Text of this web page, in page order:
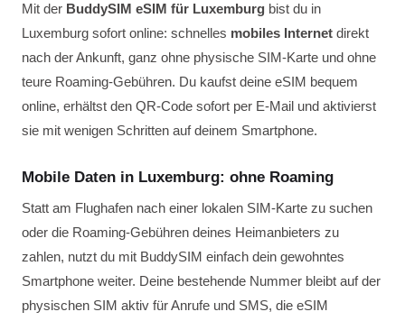
Mit der BuddySIM eSIM für Luxemburg bist du in
Luxemburg sofort online: schnelles mobiles Internet direkt
nach der Ankunft, ganz ohne physische SIM-Karte und ohne
teure Roaming-Gebühren. Du kaufst deine eSIM bequem
online, erhältst den QR-Code sofort per E-Mail und aktivierst
sie mit wenigen Schritten auf deinem Smartphone.
Mobile Daten in Luxemburg: ohne Roaming
Statt am Flughafen nach einer lokalen SIM-Karte zu suchen
oder die Roaming-Gebühren deines Heimanbieters zu
zahlen, nutzt du mit BuddySIM einfach dein gewohntes
Smartphone weiter. Deine bestehende Nummer bleibt auf der
physischen SIM aktiv für Anrufe und SMS, die eSIM